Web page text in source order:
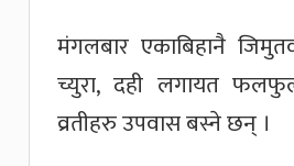
मंगलबार एकाबिहानै
च्युरा, दही लगायत
व्रतीहरु उपवास बस्ने छन् ।